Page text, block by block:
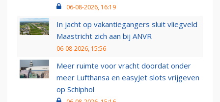
06-08-2026, 16:19
In jacht op vakantiegangers sluit vliegveld
Maastricht zich aan bij ANVR
06-08-2026, 15:56
Meer ruimte voor vracht doordat onder
meer Lufthansa en easyJet slots vrijgeven
op Schiphol